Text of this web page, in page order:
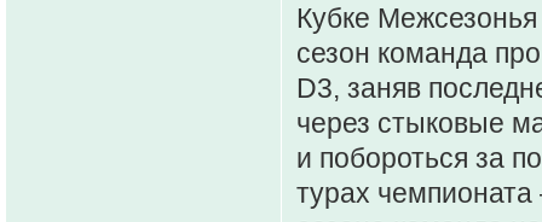
Кубке
сезон команда
D3, заняв
через стыковые
и побороться за
турах чемпионата